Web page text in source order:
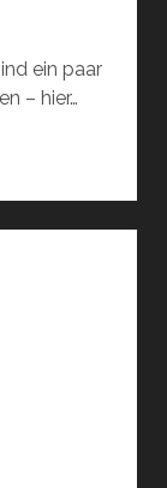
ein paar
– hier…